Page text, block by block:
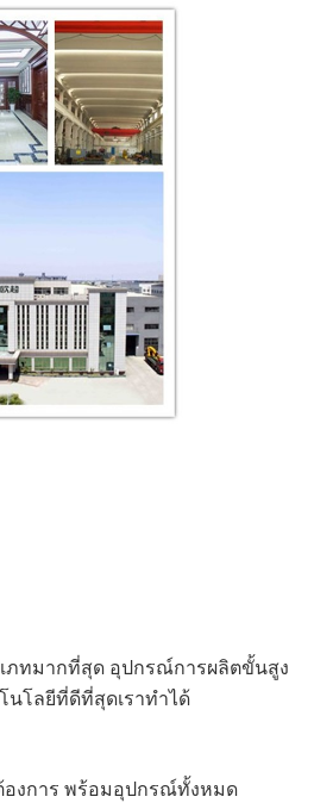
ภทมากที่สุด อุปกรณ์การผลิตขั้นสูง
นโลยีที่ดีที่สุดเราทำได้
งการ พร้อมอุปกรณ์ทั้งหมด